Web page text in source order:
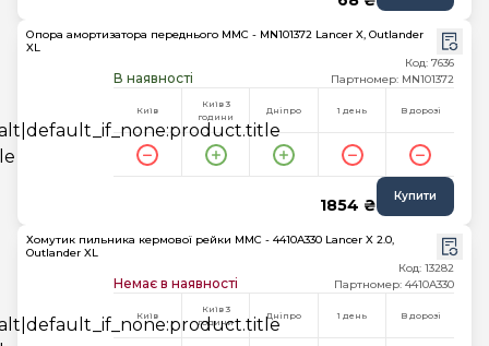
Опора амортизатора переднього MMC - MN101372 Lancer X, Outlander
XL
В наявності
Код: 7636
Партномер: MN101372
Київ
Київ 3
години
Дніпро 1 день В дорозі
1854 ₴ Купити
Хомутик пильника кермової рейки MMC - 4410A330 Lancer X 2.0,
Outlander XL
Немає в наявності
Код: 13282
Партномер: 4410A330
Київ
Київ 3
години
Дніпро 1 день В дорозі